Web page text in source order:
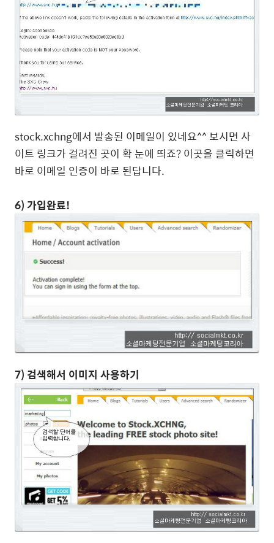
stock.xchng에서 발송된 이메일이 있네요^^ 보시면 사
이트 링크가 걸려진 곳이 확 눈에 띄죠? 이곳을 클릭하면
바로 이메일 인증이 바로 된답니다.
6) 가입완료!
7) 검색해서 이미지 사용하기